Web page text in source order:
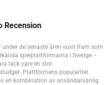
Recension
under de senaste åren vuxit fram som
spelplattformarna i Sverige –
tack vare en stor
Plattformens popularitet
en kombination av användarvänlig